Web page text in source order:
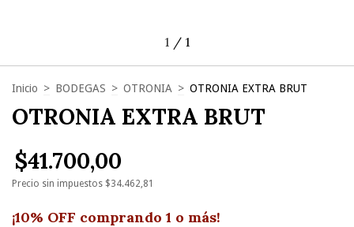
1 / 1
Inicio > BODEGAS > OTRONIA > OTRONIA EXTRA BRUT
OTRONIA EXTRA BRUT
$41.700,00
Precio sin impuestos $34.462,81
¡10% OFF comprando 1 o más!